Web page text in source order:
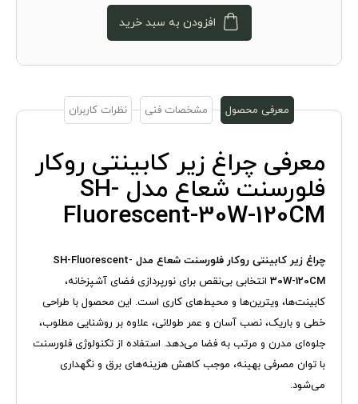
افزودن به سبد خرید
معرفی محصول مشخصات فنی نظرات کاربران
معرفی چراغ زیر کابینتی روکار
فلورسنت شعاع مدل SH-
Fluorescent-30W-120CM
چراغ زیر کابینتی روکار فلورسنت شعاع مدل SH-Fluorescent-
30W-120CM انتخابی بی‌نقص برای نورپردازی فضای آشپزخانه،
کابینت‌ها، ویترین‌ها و محیط‌های کاری است. این محصول با طراحی
خطی و باریک، نصب آسان و عمر طولانی، علاوه بر روشنایی مطلوب،
جلوه‌ای مدرن و مرتب به فضا می‌دهد. استفاده از تکنولوژی فلورسنت
با توان مصرفی بهینه، موجب کاهش هزینه‌های برق و نگهداری
می‌شود.